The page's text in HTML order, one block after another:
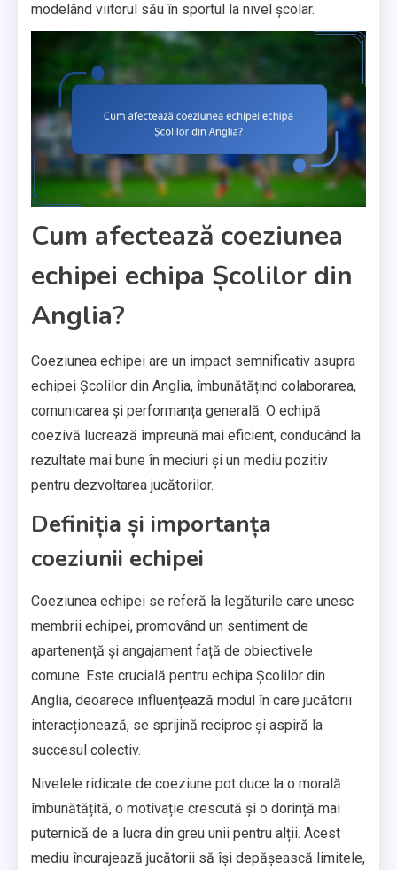
modelând viitorul său în sportul la nivel școlar.
Cum afectează coeziunea
echipei echipa Școlilor din
Anglia?
Coeziunea echipei are un impact semnificativ asupra
echipei Școlilor din Anglia, îmbunătățind colaborarea,
comunicarea și performanța generală. O echipă
coezivă lucrează împreună mai eficient, conducând la
rezultate mai bune în meciuri și un mediu pozitiv
pentru dezvoltarea jucătorilor.
Definiția și importanța
coeziunii echipei
Coeziunea echipei se referă la legăturile care unesc
membrii echipei, promovând un sentiment de
apartenență și angajament față de obiectivele
comune. Este crucială pentru echipa Școlilor din
Anglia, deoarece influențează modul în care jucătorii
interacționează, se sprijină reciproc și aspiră la
succesul colectiv.
Nivelele ridicate de coeziune pot duce la o morală
îmbunătățită, o motivație crescută și o dorință mai
puternică de a lucra din greu unii pentru alții. Acest
mediu încurajează jucătorii să își depășească limitele,